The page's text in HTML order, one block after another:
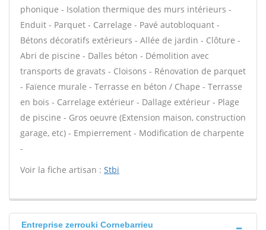
phonique - Isolation thermique des murs intérieurs -
Enduit - Parquet - Carrelage - Pavé autobloquant -
Bétons décoratifs extérieurs - Allée de jardin - Clôture -
Abri de piscine - Dalles béton - Démolition avec
transports de gravats - Cloisons - Rénovation de parquet
- Faïence murale - Terrasse en béton / Chape - Terrasse
en bois - Carrelage extérieur - Dallage extérieur - Plage
de piscine - Gros oeuvre (Extension maison, construction
garage, etc) - Empierrement - Modification de charpente
-
Voir la fiche artisan : Stbi
Entreprise zerrouki Cornebarrieu